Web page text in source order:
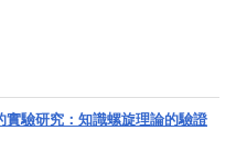
驗研究：知識螺旋理論的驗證